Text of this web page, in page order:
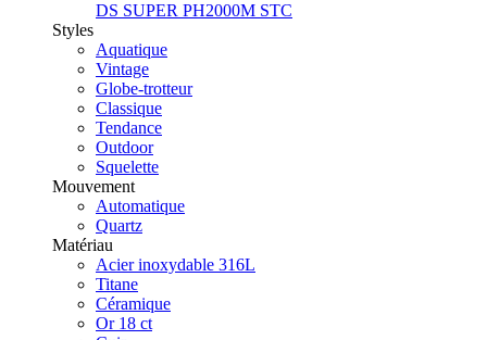
DS SUPER PH2000M STC
Styles
Aquatique
Vintage
Globe-trotteur
Classique
Tendance
Outdoor
Squelette
Mouvement
Automatique
Quartz
Matériau
Acier inoxydable 316L
Titane
Céramique
Or 18 ct